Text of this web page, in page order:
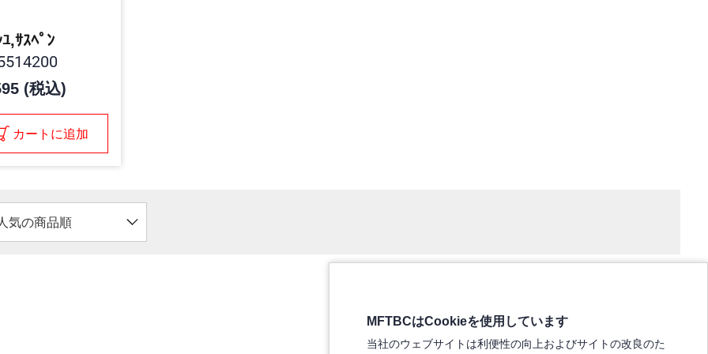
,ｻｽﾍﾟﾝ
(税込)
カートに追加
人気の商品順
MFTBCはCookieを使用しています
当社のウェブサイトは利便性の向上およびサイトの改良のた